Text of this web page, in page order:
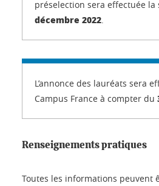
préselection sera effectuée la
décembre 2022
L’annonce des lauréats sera
Campus France à compter du
Renseignements pratiques
Toutes les informations peuvent